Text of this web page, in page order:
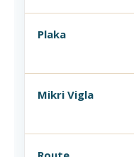
Plaka
Mikri Vigla